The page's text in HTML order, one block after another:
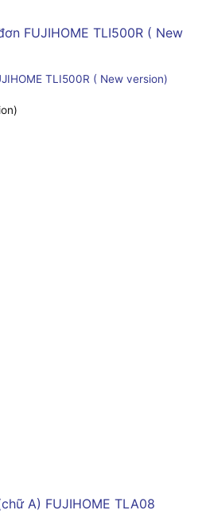
TLI500R ( New version)